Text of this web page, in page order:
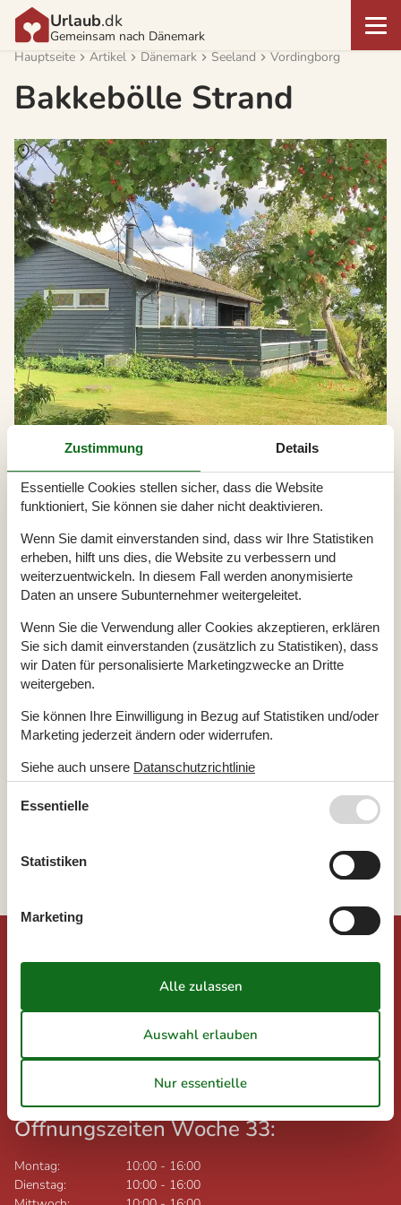
Urlaub.dk
Gemeinsam nach Dänemark
Hauptseite
Artikel Dänemark Seeland Vordingborg
Bakkebölle Strand
Bakkebölle Strand ist ein friedvoller Urlaubsort für Familien, die
Dänemark von seiner schönsten Seite genießen möchten. Rund
um den Ort lädt eine abwechslungsreiche Landschaft zu
Outdooraktivitäten ein. Zudem wartet Südseeland mit
ÜberBakkebölle Strand
Artikelarten
Artikel
Alle
Bakkebölle Strand
©Urlaub.dk
Nygade 8B, 2.th
Öffnungszeiten Woche 33:
Montag: 10:00 - 16:00
Dienstag:
10:00 - 16:00
Zustimmung Details
Essentielle Cookies stellen sicher, dass die Website
funktioniert, Sie können sie daher nicht deaktivieren.
Wenn Sie damit einverstanden sind, dass wir Ihre Statistiken
erheben, hilft uns dies, die Website zu verbessern und
weiterzuentwickeln. In diesem Fall werden anonymisierte
Daten an unsere Subunternehmer weitergeleitet.
Wenn Sie die Verwendung aller Cookies akzeptieren, erklären
Sie sich damit einverstanden (zusätzlich zu Statistiken), dass
wir Daten für personalisierte Marketingzwecke an Dritte
weitergeben.
Sie können Ihre Einwilligung in Bezug auf Statistiken und/oder
Marketing jederzeit ändern oder widerrufen.
Siehe auch unsere Datanschutzrichtlinie
Essentielle
Statistiken
Marketing